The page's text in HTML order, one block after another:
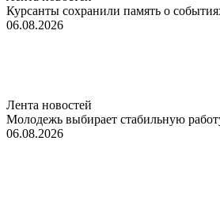
Курсанты сохранили память о
06.08.2026
Лента новостей
Молодежь выбирает стабильную
06.08.2026